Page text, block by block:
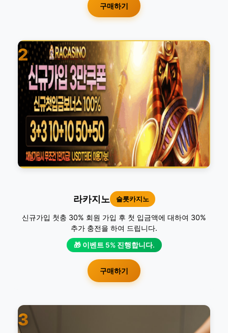
구매하기
2
라카지노 슬롯카지노
신규가입 첫충 30% 회원 가입 후 첫 입금액에 대하여 30%
추가 충전을 하여 드립니다.
🎁 이벤트 5% 진행합니다.
구매하기
3